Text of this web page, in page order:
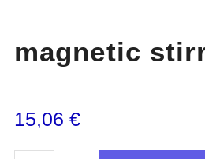
magnetic
15,06 €